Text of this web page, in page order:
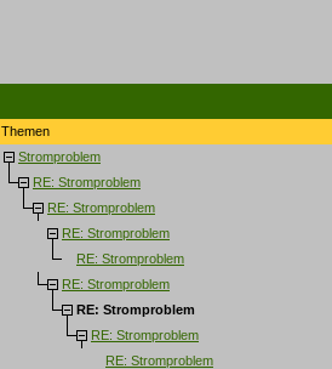
Themen
Stromproblem
RE: Stromproblem
RE: Stromproblem
RE: Stromproblem
RE: Stromproblem
RE: Stromproblem
RE: Stromproblem
RE: Stromproblem
RE: Stromproblem